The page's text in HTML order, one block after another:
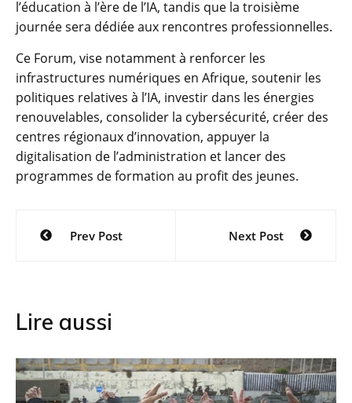
l’éducation à l’ère de l’IA, tandis que la troisième
journée sera dédiée aux rencontres professionnelles.
Ce Forum, vise notamment à renforcer les
infrastructures numériques en Afrique, soutenir les
politiques relatives à l’IA, investir dans les énergies
renouvelables, consolider la cybersécurité, créer des
centres régionaux d’innovation, appuyer la
digitalisation de l’administration et lancer des
programmes de formation au profit des jeunes.
Navigation
Prev Post Next Post
Lire aussi